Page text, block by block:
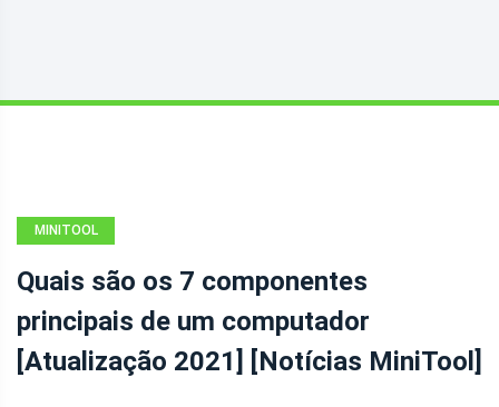
MINITOOL
Quais são os 7 componentes
principais de um computador
[Atualização 2021] [Notícias MiniTool]